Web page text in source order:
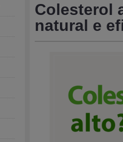
Colesterol
natural e